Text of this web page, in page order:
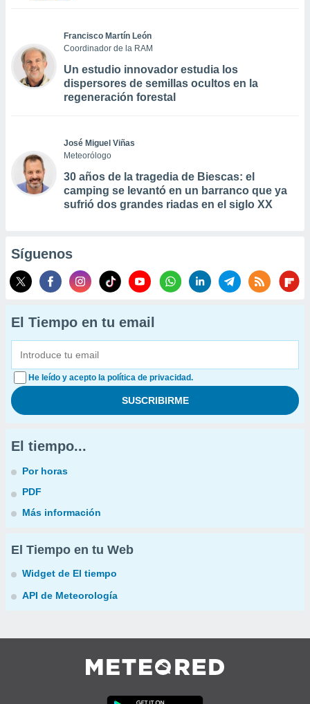
Francisco Martín León
Coordinador de la RAM
Un estudio innovador estudia los
dispersores de semillas ocultos en la
regeneración forestal
José Miguel Viñas
Meteorólogo
30 años de la tragedia de Biescas: el
camping se levantó en un barranco que ya
sufrió dos grandes riadas en el siglo XX
Síguenos
El Tiempo en tu email
He leído y acepto la política de privacidad.
El tiempo...
Por horas
PDF
Más información
El Tiempo en tu Web
Widget de El tiempo
API de Meteorología